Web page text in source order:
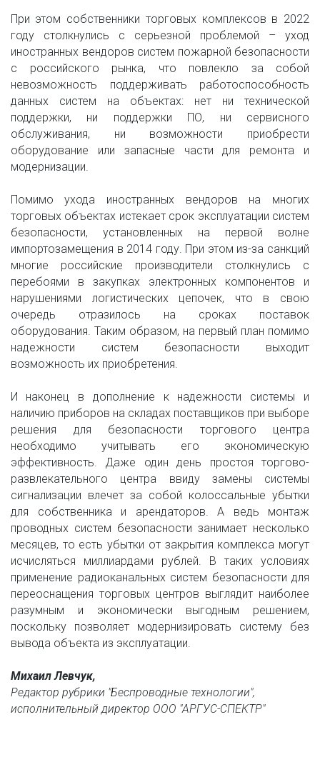
При этом собственники торговых комплексов в 2022
году столкнулись с серьезной проблемой – уход
иностранных вендоров систем пожарной безопасности
с российского рынка, что повлекло за собой
невозможность поддерживать работоспособность
данных систем на объектах: нет ни технической
поддержки, ни поддержки ПО, ни сервисного
обслуживания, ни возможности приобрести
оборудование или запасные части для ремонта и
модернизации.
Помимо ухода иностранных вендоров на многих
торговых объектах истекает срок эксплуатации систем
безопасности, установленных на первой волне
импортозамещения в 2014 году. При этом из-за санкций
многие российские производители столкнулись с
перебоями в закупках электронных компонентов и
нарушениями логистических цепочек, что в свою
очередь отразилось на сроках поставок
оборудования. Таким образом, на первый план помимо
надежности систем безопасности выходит
возможность их приобретения.
И наконец в дополнение к надежности системы и
наличию приборов на складах поставщиков при выборе
решения для безопасности торгового центра
необходимо учитывать его экономическую
эффективность. Даже один день простоя торгово-
развлекательного центра ввиду замены системы
сигнализации влечет за собой колоссальные убытки
для собственника и арендаторов. А ведь монтаж
проводных систем безопасности занимает несколько
месяцев, то есть убытки от закрытия комплекса могут
исчисляться миллиардами рублей. В таких условиях
применение радиоканальных систем безопасности для
переоснащения торговых центров выглядит наиболее
разумным и экономически выгодным решением,
поскольку позволяет модернизировать систему без
вывода объекта из эксплуатации.
Михаил Левчук,
Редактор рубрики "Беспроводные технологии",
исполнительный директор ООО "АРГУС-СПЕКТР"